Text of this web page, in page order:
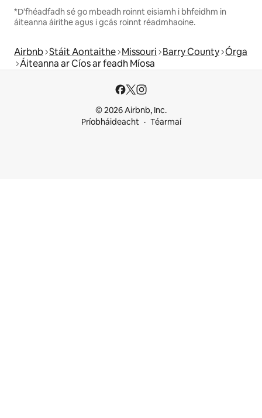
*D’fhéadfadh sé go mbeadh roinnt eisiamh i bhfeidhm in
áiteanna áirithe agus i gcás roinnt réadmhaoine.
Airbnb Stáit Aontaithe Missouri Barry County Órga
Áiteanna ar Cíos ar feadh Míosa
© 2026 Airbnb, Inc.
Príobháideacht
Téarmaí